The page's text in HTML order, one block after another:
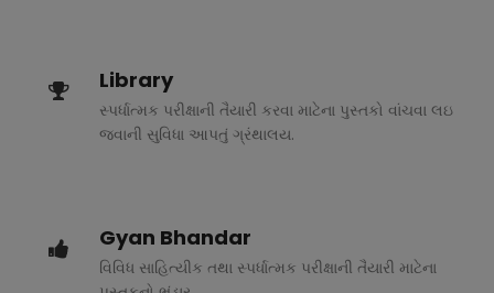
Library
સ્પર્ધાત્મક પરીક્ષાની તૈયારી કરવા માટેના પુસ્તકો વાંચવા લઇ
જવાની સુવિધા આપતું ગ્રંથાલય.
Gyan Bhandar
વિવિધ સાહિત્યીક તથા સ્પર્ધાત્મક પરીક્ષાની તૈયારી માટેના